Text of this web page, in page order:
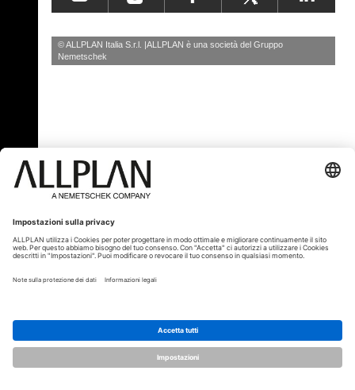
© ALLPLAN Italia S.r.l. ALLPLAN è una società del Gruppo
Nemetschek